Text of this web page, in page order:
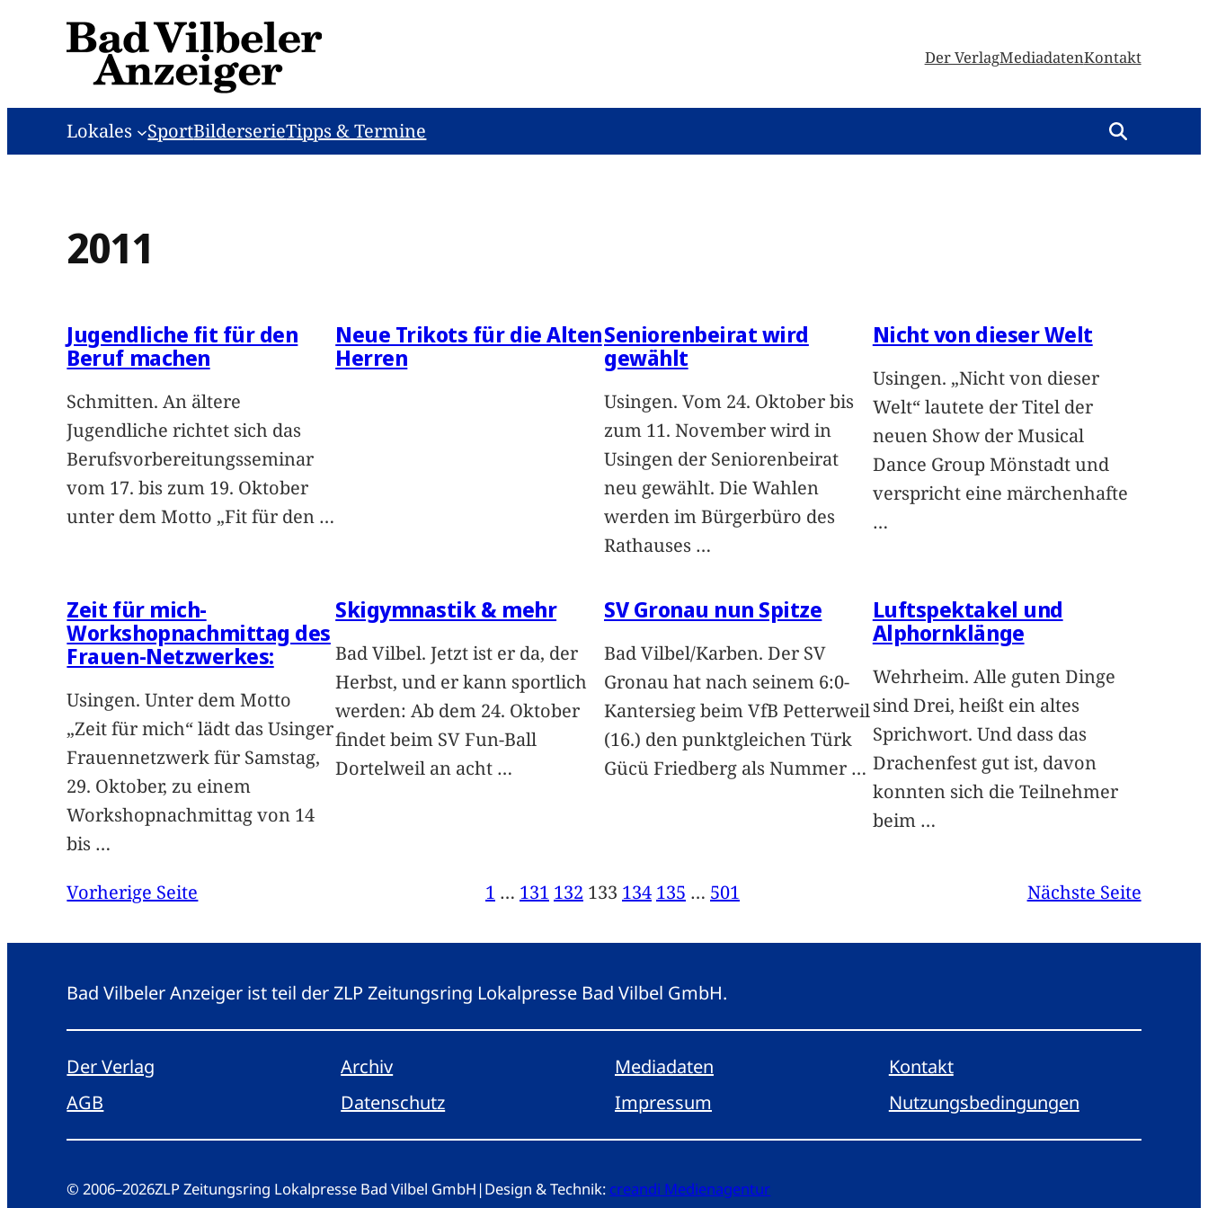
Der VerlagMediadatenKontakt
Lokales SportBilderserieTipps & Termine
2011
Jugendliche fit für den
Beruf machen
Schmitten. An ältere
Jugendliche richtet sich das
Berufsvorbereitungsseminar
vom 17. bis zum 19. Oktober
unter dem Motto „Fit für den …
Neue Trikots für die Alten
Herren
Seniorenbeirat wird
gewählt
Usingen. Vom 24. Oktober bis
zum 11. November wird in
Usingen der Seniorenbeirat
neu gewählt. Die Wahlen
werden im Bürgerbüro des
Rathauses …
Nicht von dieser Welt
Usingen. „Nicht von dieser
Welt“ lautete der Titel der
neuen Show der Musical
Dance Group Mönstadt und
verspricht eine märchenhafte
…
Zeit für mich-
Workshopnachmittag des
Frauen-Netzwerkes:
Usingen. Unter dem Motto
„Zeit für mich“ lädt das Usinger
Frauennetzwerk für Samstag,
29. Oktober, zu einem
Workshopnachmittag von 14
bis …
Skigymnastik & mehr
Bad Vilbel. Jetzt ist er da, der
Herbst, und er kann sportlich
werden: Ab dem 24. Oktober
findet beim SV Fun-Ball
Dortelweil an acht …
SV Gronau nun Spitze
Bad Vilbel/Karben. Der SV
Gronau hat nach seinem 6:0-
Kantersieg beim VfB Petterweil
(16.) den punktgleichen Türk
Gücü Friedberg als Nummer …
Luftspektakel und
Alphornklänge
Wehrheim. Alle guten Dinge
sind Drei, heißt ein altes
Sprichwort. Und dass das
Drachenfest gut ist, davon
konnten sich die Teilnehmer
beim …
Vorherige Seite 1 … 131 132 133 134 135 … 501 Nächste Seite
Bad Vilbeler Anzeiger ist teil der ZLP Zeitungsring Lokalpresse Bad Vilbel GmbH.
Der Verlag Archiv Mediadaten
Kontakt
AGB
Datenschutz Impressum Nutzungsbedingungen
© 2006–2026ZLP Zeitungsring Lokalpresse Bad Vilbel GmbH |Design & Technik: creandi Medienagentur